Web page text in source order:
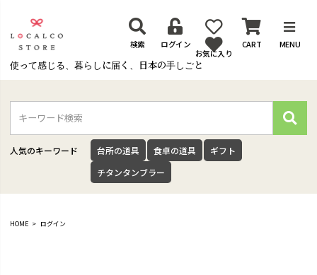
使って感じる、暮らしに届く、日本の手しごと
検索
ログイン
お気に入り
CART MENU
検
索
人気のキーワード 台所の道具 食卓の道具
ギフト
チタンタンブラー
HOME ログイン